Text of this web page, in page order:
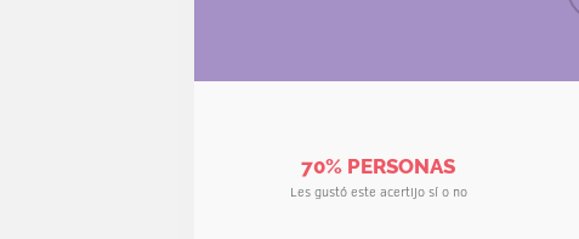
70% PERSONAS
Les gustó este acertijo sí o no